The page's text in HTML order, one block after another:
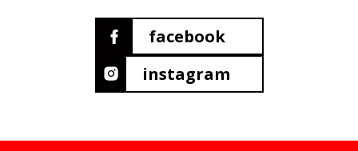
facebook
instagram